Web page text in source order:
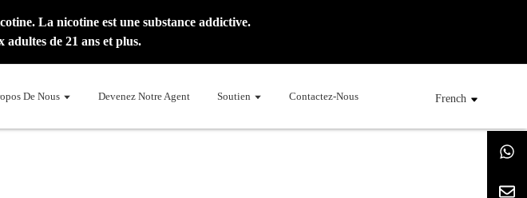
La nicotine est une substance addictive.
adultes de 21 ans et plus.
De Nous Devenez Notre Agent Soutien Contactez-Nous French